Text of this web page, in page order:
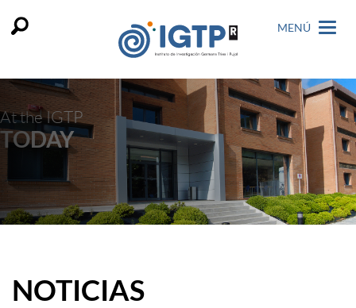
MENÚ
At the IGTP
TODAY
NOTICIAS